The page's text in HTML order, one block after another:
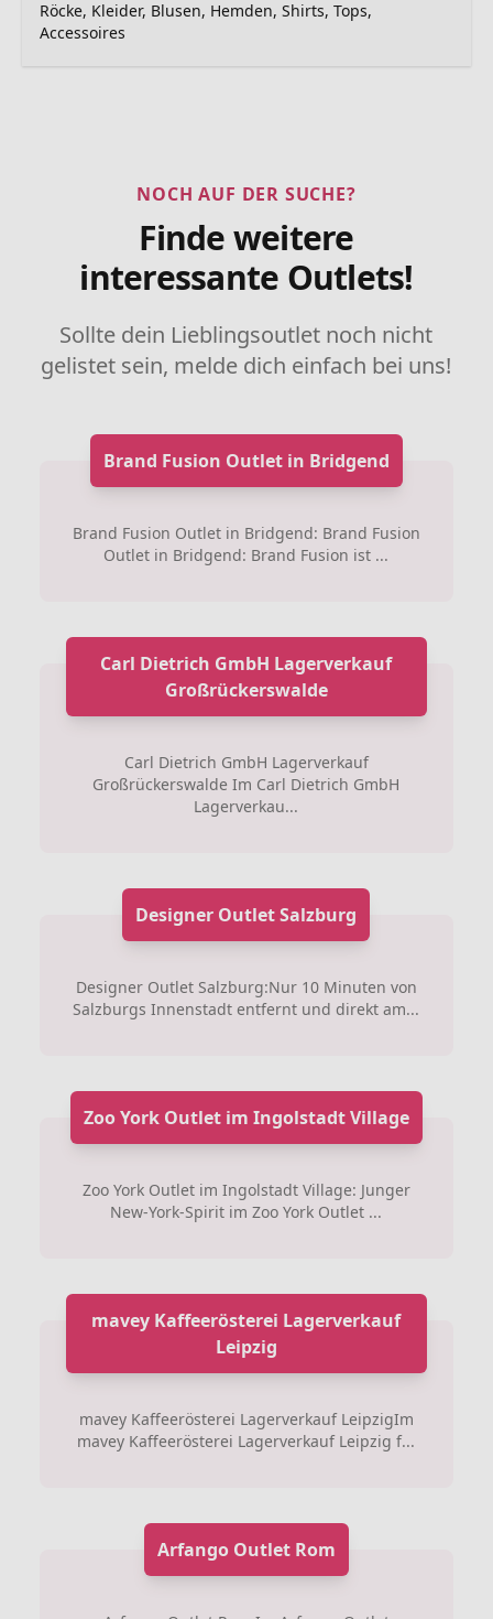
Röcke, Kleider, Blusen, Hemden, Shirts, Tops,
Accessoires
NOCH AUF DER SUCHE?
Finde weitere
interessante Outlets!
Sollte dein Lieblingsoutlet noch nicht
gelistet sein, melde dich einfach bei uns!
Brand Fusion Outlet in Bridgend
Brand Fusion Outlet in Bridgend: Brand Fusion
Outlet in Bridgend: Brand Fusion ist ...
Carl Dietrich GmbH Lagerverkauf
Großrückerswalde
Carl Dietrich GmbH Lagerverkauf
Großrückerswalde Im Carl Dietrich GmbH
Lagerverkau...
Designer Outlet Salzburg
Designer Outlet Salzburg:Nur 10 Minuten von
Salzburgs Innenstadt entfernt und direkt am...
Zoo York Outlet im Ingolstadt Village
Zoo York Outlet im Ingolstadt Village: Junger
New-York-Spirit im Zoo York Outlet ...
mavey Kaffeerösterei Lagerverkauf
Leipzig
mavey Kaffeerösterei Lagerverkauf LeipzigIm
mavey Kaffeerösterei Lagerverkauf Leipzig f...
Arfango Outlet Rom